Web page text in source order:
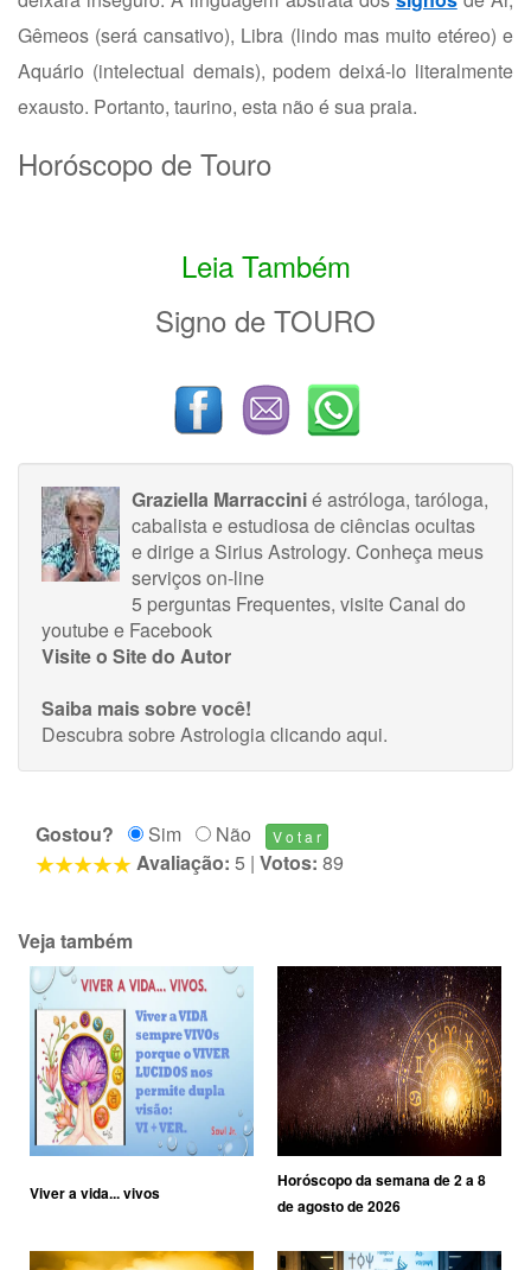
Gêmeos (será cansativo), Libra (lindo mas muito etéreo) e
Aquário (intelectual demais), podem deixá-lo literalmente
exausto. Portanto, taurino, esta não é sua praia.
Horóscopo de Touro
Leia Também
Signo de TOURO
Graziella Marraccinié astróloga, taróloga,
cabalista e estudiosa de ciências ocultas
e dirige a Sirius Astrology. Conheça meus
serviços on-line
5 perguntas Frequentes, visiteCanal do
youtubee Facebook
Visite o Site do Autor
Saiba mais sobre você!
Descubra sobre Astrologiaclicando aqui.
Gostou? Sim
Não
Avaliação: 5 | Votos: 89
Veja também
Viver a vida... vivos
Horóscopo da semana de 2 a 8
de agosto de 2026